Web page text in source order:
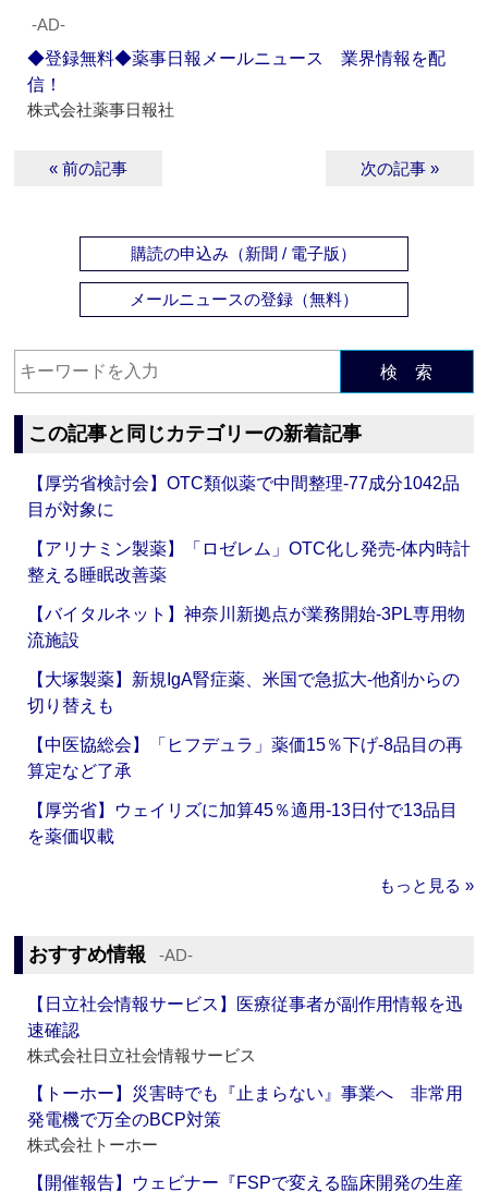
‐AD‐
◆登録無料◆薬事日報メールニュース 業界情報を配
信！
株式会社薬事日報社
« 前の記事 次の記事 »
購読の申込み（新聞 / 電子版）
メールニュースの登録（無料）
検 索
この記事と同じカテゴリーの新着記事
【厚労省検討会】OTC類似薬で中間整理‐77成分1042品
目が対象に
【アリナミン製薬】「ロゼレム」OTC化し発売‐体内時計
整える睡眠改善薬
【バイタルネット】神奈川新拠点が業務開始‐3PL専用物
流施設
【大塚製薬】新規IgA腎症薬、米国で急拡大‐他剤からの
切り替えも
【中医協総会】「ヒフデュラ」薬価15％下げ‐8品目の再
算定など了承
【厚労省】ウェイリズに加算45％適用‐13日付で13品目
を薬価収載
もっと見る »
おすすめ情報 ‐AD‐
【日立社会情報サービス】医療従事者が副作用情報を迅
速確認
株式会社日立社会情報サービス
【トーホー】災害時でも『止まらない』事業へ 非常用
発電機で万全のBCP対策
株式会社トーホー
【開催報告】ウェビナー『FSPで変える臨床開発の生産